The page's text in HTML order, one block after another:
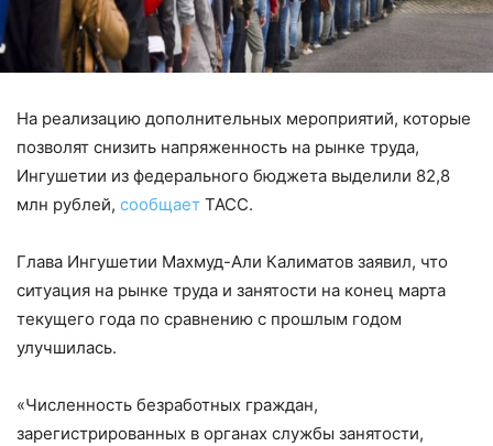
На реализацию дополнительных мероприятий, которые
позволят снизить напряженность на рынке труда,
Ингушетии из федерального бюджета выделили 82,8
млн рублей, сообщает ТАСС.
Глава Ингушетии Махмуд-Али Калиматов заявил, что
ситуация на рынке труда и занятости на конец марта
текущего года по сравнению с прошлым годом
улучшилась.
«Численность безработных граждан,
зарегистрированных в органах службы занятости,